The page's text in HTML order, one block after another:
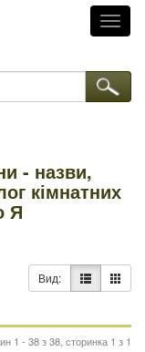
- назви,
кімнатних
Я
Вид:
1 - 38 з 38, сторинка 1 з 1